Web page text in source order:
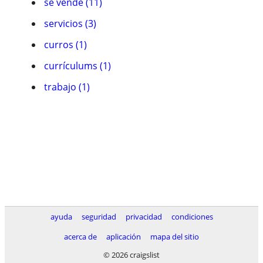
servicios (3)
curros (1)
currículums (1)
trabajo (1)
ayuda seguridad privacidad
condiciones
acerca de
aplicación
mapa del sitio
© 2026 craigslist